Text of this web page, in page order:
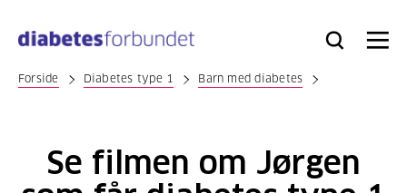
hovedinnhold
Bli
Logg
Søk Meny
Forside Diabetes type 1 Barn med diabetes
Se filmen om Jørgen